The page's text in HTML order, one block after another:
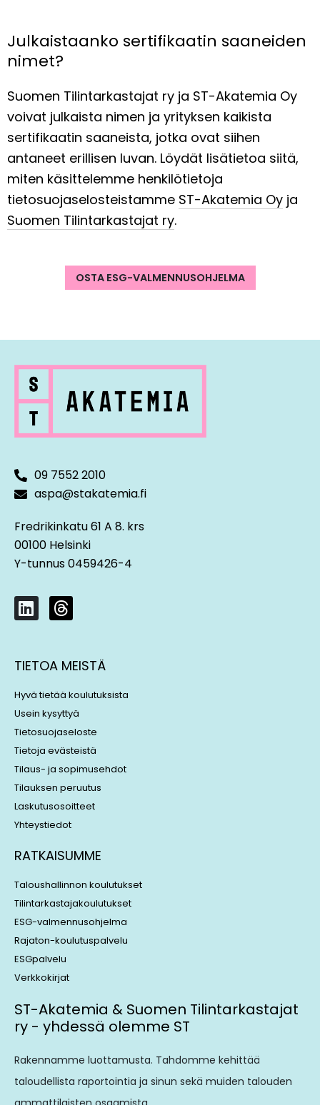
Julkaistaanko sertifikaatin saaneiden
nimet?
Suomen Tilintarkastajat ry ja ST-Akatemia Oy
voivat julkaista nimen ja yrityksen kaikista
sertifikaatin saaneista, jotka ovat siihen
antaneet erillisen luvan. Löydät lisätietoa siitä,
miten käsittelemme henkilötietoja
tietosuojaselosteistamme ST-Akatemia Oy ja
Suomen Tilintarkastajat ry.
OSTA ESG-VALMENNUSOHJELMA
09 7552 2010
aspa@stakatemia.fi
Fredrikinkatu 61 A 8. krs
00100 Helsinki
Y-tunnus 0459426-4
L
i
k
e
d
i
n
T
h
e
a
d
s
TIETOA MEISTÄ
Hyvä tietää koulutuksista
Usein kysyttyä
Tietosuojaseloste
Tietoja evästeistä
Tilaus- ja sopimusehdot
Tilauksen peruutus
Laskutusosoitteet
Yhteystiedot
RATKAISUMME
Taloushallinnon koulutukset
Tilintarkastajakoulutukset
ESG-valmennusohjelma
Rajaton-koulutuspalvelu
ESGpalvelu
Verkkokirjat
ST-Akatemia & Suomen Tilintarkastajat
ry - yhdessä olemme ST
Rakennamme luottamusta. Tahdomme kehittää
taloudellista raportointia ja sinun sekä muiden talouden